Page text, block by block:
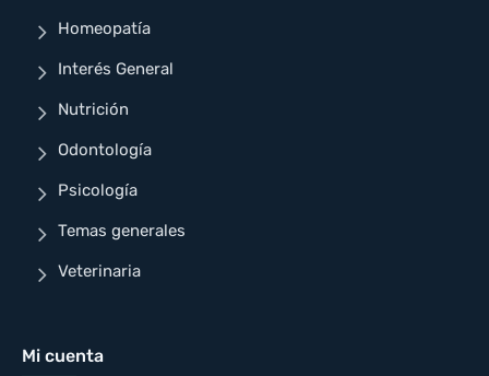
Homeopatía
Interés General
Nutrición
Odontología
Psicología
Temas generales
Veterinaria
Mi cuenta